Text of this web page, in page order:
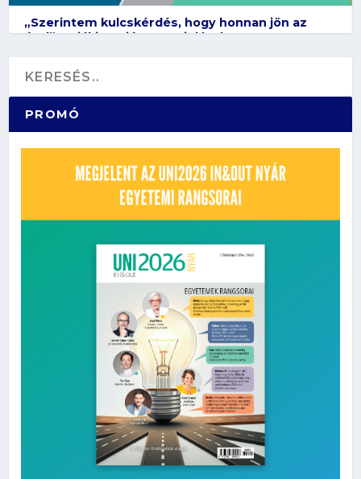
„Szerintem kulcskérdés, hogy honnan jön az
étel” – Diákinterjú Vona Violával
PROMÓ